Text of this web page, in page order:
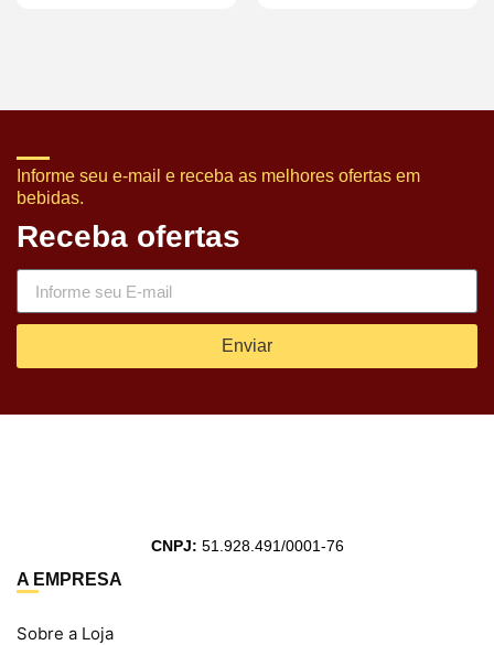
Informe seu e-mail e receba as melhores ofertas em
bebidas.
Receba ofertas
Enviar
CNPJ: 51.928.491/0001-76
A EMPRESA
Sobre a Loja